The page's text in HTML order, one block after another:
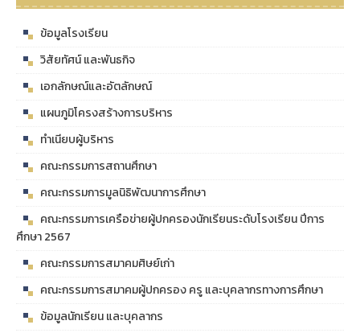
ข้อมูลโรงเรียน
วิสัยทัศน์ และพันธกิจ
เอกลักษณ์และอัตลักษณ์
แผนภูมิโครงสร้างการบริหาร
ทำเนียบผู้บริหาร
คณะกรรมการสถานศึกษา
คณะกรรมการมูลนิธิพัฒนาการศึกษา
คณะกรรมการเครือข่ายผู้ปกครองนักเรียนระดับโรงเรียน ปีการ
ศึกษา 2567
คณะกรรมการสมาคมศิษย์เก่า
คณะกรรมการสมาคมผู้ปกครอง ครู และบุคลากรทางการศึกษา
ข้อมูลนักเรียน และบุคลากร